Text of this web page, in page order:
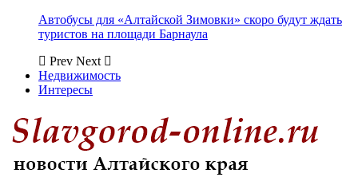
Автобусы для «Алтайской Зимовки» скоро будут ждать
туристов на площади Барнаула
Prev Next
Недвижимость
Интересы